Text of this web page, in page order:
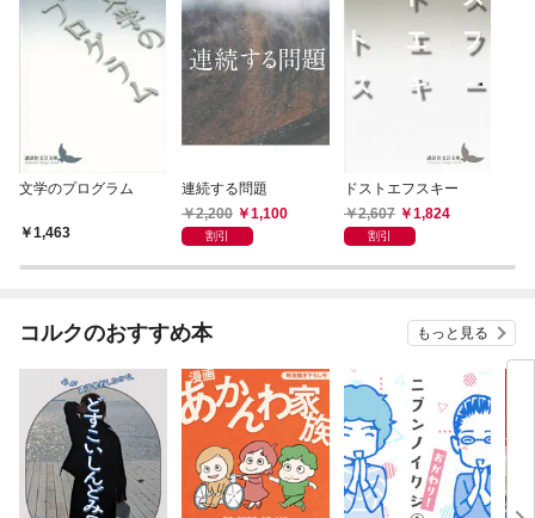
文学のプログラム
1,463
連続する問題
2,200
1,100
割引
ドストエフスキー
2,607
1,824
割引
コルクのおすすめ本 もっと見る